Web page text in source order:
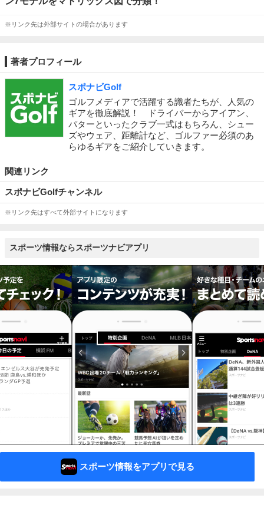
※リンク先は外部サイトの場合があります
著者プロフィール
スポナビGolf
ゴルフメディアで活躍する識者たちが、人気の
ギアを徹底解説！ ドライバーからアイアン、
パターといったクラブ一式はもちろん、シュー
ズやウェア、距離計など、ゴルファー必須のあ
らゆるギアをご紹介していきます。
関連リンク
スポナビGolfチャンネル
※リンク先はすべて外部サイトになります
スポーツ情報ならスポーツナビアプリ
スポーツ情報をアプリで見る